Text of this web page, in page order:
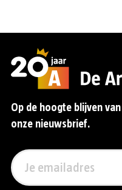
Op de hoogte blijven
onze nieuwsbrief.